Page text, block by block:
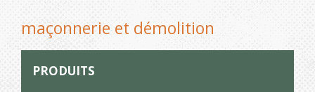
maçonnerie et démolition
PRODUITS